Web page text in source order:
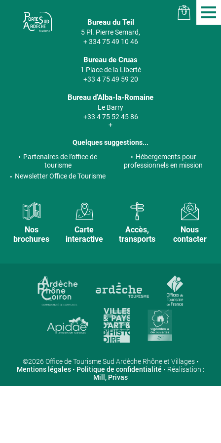
Bureau du Teil
5 Pl. Pierre Semard,
+ 334 75 49 10 46
Bureau de Cruas
1 Place de la Liberté
+33 4 75 49 59 20
Bureau d’Alba-la-Romaine
Le Barry
+33 4 75 52 45 86
+
Quelques suggestions...
Partenaires de l’office de
tourisme
Hébergements pour
professionnels en mission
Newsletter Office de Tourisme
Nos
brochures
Carte
interactive
Accès,
transports
Nous
contacter
©2026 Office de Tourisme Sud Ardèche Rhône et Villages •
Mentions légales • Politique de confidentialité • Réalisation :
Mill, Privas